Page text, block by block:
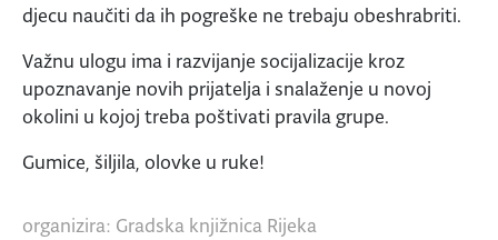
djecu naučiti da ih pogreške ne trebaju obeshrabriti.
Važnu ulogu ima i razvijanje socijalizacije kroz
upoznavanje novih prijatelja i snalaženje u novoj
okolini u kojoj treba poštivati pravila grupe.
Gumice, šiljila, olovke u ruke!
organizira: Gradska knjižnica Rijeka